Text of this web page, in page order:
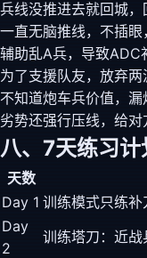
兵线没推进去就回城，
一直无脑推线，不插眼
辅助乱A兵，导致ADC
为了支援队友，放弃两
不知道炮车兵价值，漏
劣势还强行压线，给对
八、7天练习计
天数
Day 1 训练模式只练补
Day
2
训练塔刀：近战